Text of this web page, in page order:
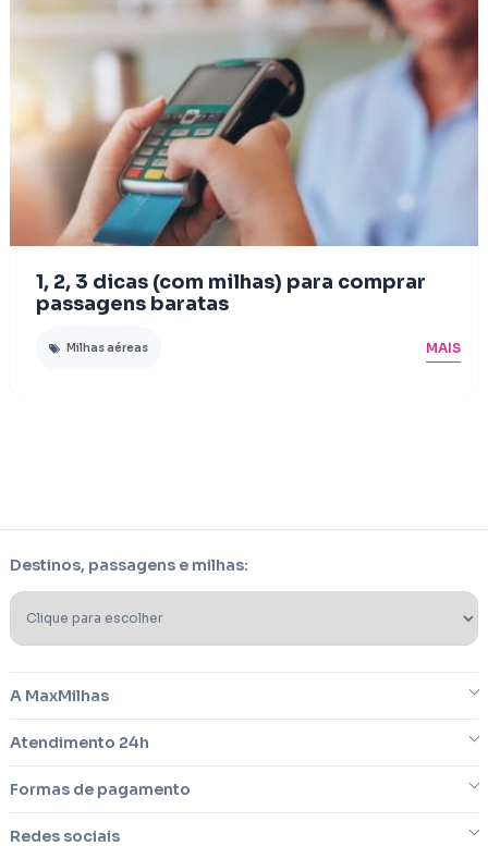
1, 2, 3 dicas (com milhas) para comprar
passagens baratas
Milhas aéreas MAIS
Destinos, passagens e milhas:
A MaxMilhas
Blog
Atendimento 24h
Dúvidas frequentes
Formas de pagamento
Redes sociais